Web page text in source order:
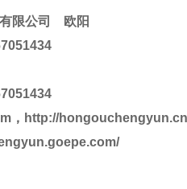
限公司
欧阳
， http://